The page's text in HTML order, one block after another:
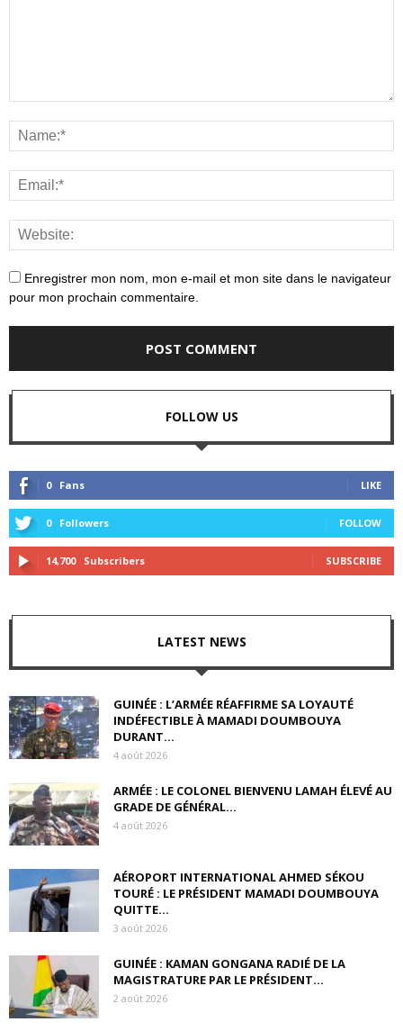
Enregistrer mon nom, mon e-mail et mon site dans le navigateur
pour mon prochain commentaire.
FOLLOW US
0 Fans LIKE
0 Followers FOLLOW
14,700 Subscribers SUBSCRIBE
LATEST NEWS
GUINÉE : L’ARMÉE RÉAFFIRME SA LOYAUTÉ
INDÉFECTIBLE À MAMADI DOUMBOUYA
DURANT...
4 août 2026
ARMÉE : LE COLONEL BIENVENU LAMAH ÉLEVÉ AU
GRADE DE GÉNÉRAL...
4 août 2026
AÉROPORT INTERNATIONAL AHMED SÉKOU
TOURÉ : LE PRÉSIDENT MAMADI DOUMBOUYA
QUITTE...
3 août 2026
GUINÉE : KAMAN GONGANA RADIÉ DE LA
MAGISTRATURE PAR LE PRÉSIDENT...
2 août 2026